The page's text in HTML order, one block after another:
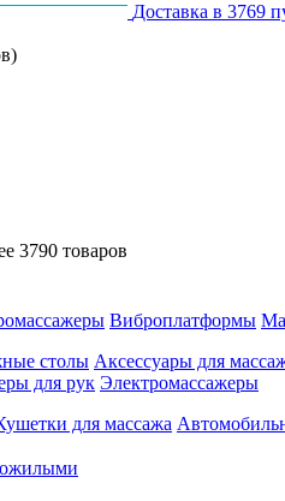
Доставка в 3769
3790 товаров
Виброплатформы
столы Аксессуары для
для рук Электромассажеры
для массажа